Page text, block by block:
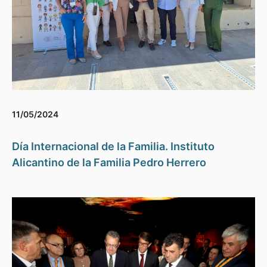
11/05/2024
Día Internacional de la Familia. Instituto
Alicantino de la Familia Pedro Herrero